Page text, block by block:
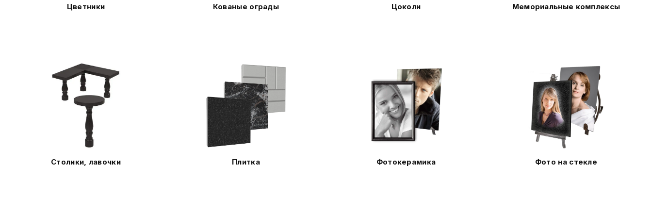
Цветники Кованые ограды Цоколи Мемориальные комплексы
Столики, лавочки Плитка Фотокерамика Фото на стекле